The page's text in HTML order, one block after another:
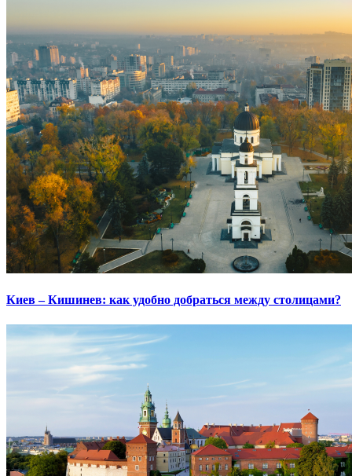
Киев – Кишинев: как удобно добраться между столицами?